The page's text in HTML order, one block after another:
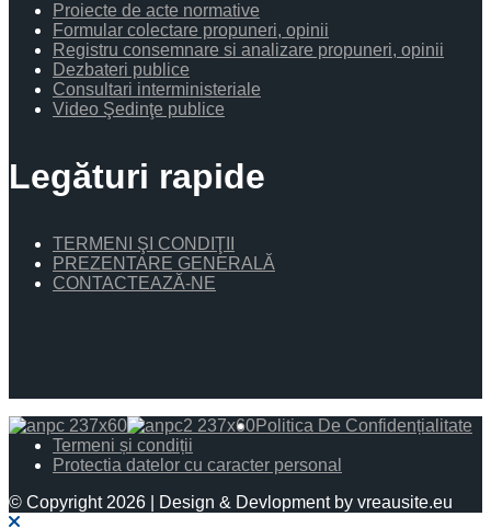
Proiecte de acte normative
Formular colectare propuneri, opinii
Registru consemnare si analizare propuneri, opinii
Dezbateri publice
Consultari interministeriale
Video Şedinţe publice
Legături rapide
TERMENI ŞI CONDIŢII
PREZENTARE GENERALĂ
CONTACTEAZĂ-NE
Politica De Confidențialitate
Termeni și condiții
Protectia datelor cu caracter personal
© Copyright 2026 | Design & Devlopment by vreausite.eu